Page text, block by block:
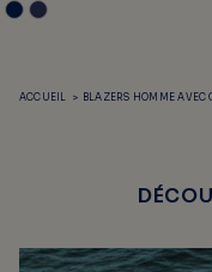
ACCUEIL > BLAZERS HOMME AVEC